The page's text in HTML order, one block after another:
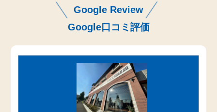
Google Review
Google口コミ評価